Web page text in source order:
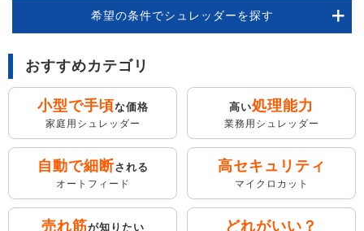
希望の条件でシュレッダーを探す
おすすめカテゴリ
小型で手頃な価格
家庭用シュレッダー
高い処理能力
業務用シュレッダー
自動で細断される
オートフィード
高セキュリティ
マイクロカット
売れ筋が知りたい どれがいい？